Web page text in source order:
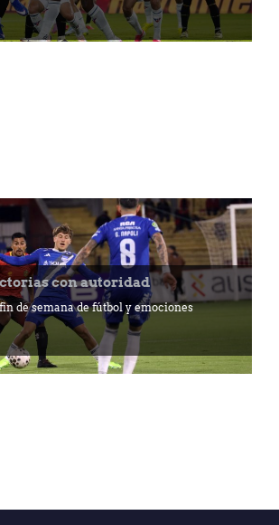
con autoridad
de semana de fútbol y emociones